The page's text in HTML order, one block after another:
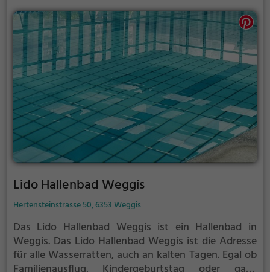
Lido Hallenbad Weggis
Hertensteinstrasse 50, 6353 Weggis
Das Lido Hallenbad Weggis ist ein Hallenbad in
Weggis. Das Lido Hallenbad Weggis ist die Adresse
für alle Wasserratten, auch an kalten Tagen. Egal ob